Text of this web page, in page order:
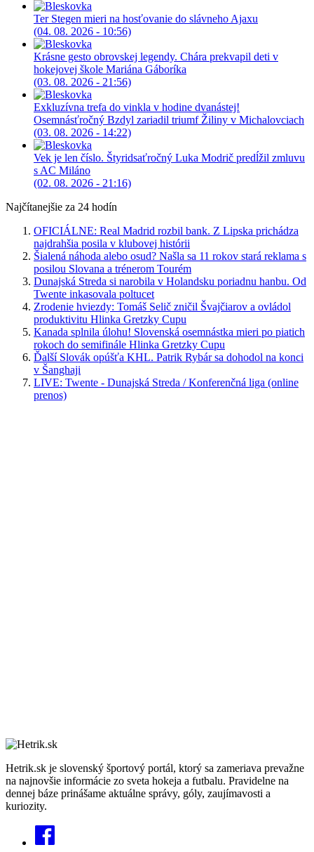
Ter Stegen mieri na hosťovanie do slávneho Ajaxu
(04. 08. 2026 - 10:56)
Krásne gesto obrovskej legendy. Chára prekvapil deti v
hokejovej škole Mariána Gáboríka
(03. 08. 2026 - 21:56)
Exkluzívna trefa do vinkla v hodine dvanástej!
Osemnásťročný Bzdyl zariadil triumf Žiliny v Michalovciach
(03. 08. 2026 - 14:22)
Vek je len číslo. Štyridsaťročný Luka Modrič predĺžil zmluvu
s AC Miláno
(02. 08. 2026 - 21:16)
Najčítanejšie za 24 hodín
OFICIÁLNE: Real Madrid rozbil bank. Z Lipska prichádza
najdrahšia posila v klubovej histórii
Šialená náhoda alebo osud? Našla sa 11 rokov stará reklama s
posilou Slovana a trénerom Tourém
Dunajská Streda si narobila v Holandsku poriadnu hanbu. Od
Twente inkasovala poltucet
Zrodenie hviezdy: Tomáš Selič zničil Švajčiarov a ovládol
produktivitu Hlinka Gretzky Cupu
Kanada splnila úlohu! Slovenská osemnástka mieri po piatich
rokoch do semifinále Hlinka Gretzky Cupu
Ďalší Slovák opúšťa KHL. Patrik Rybár sa dohodol na konci
v Šanghaji
LIVE: Twente - Dunajská Streda / Konferenčná liga (online
prenos)
Hetrik.sk je slovenský športový portál, ktorý sa zameriava prevažne
na najnovšie informácie zo sveta hokeja a futbalu. Pravidelne na
dennej báze prinášame aktuálne správy, góly, zaujímavosti a
kuriozity.